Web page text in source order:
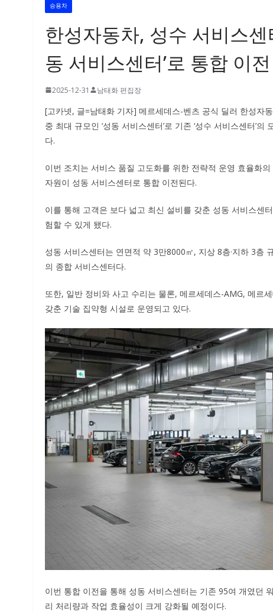
승용차
한성자동차, 성수 서비스센
동 서비스센터’로 통합 이전
2025-12-31 남태화 편집장
[고카넷, 글=남태화 기자] 메르세데스-벤츠 공식 딜러 한성자
중 최대 규모인 ‘성동 서비스센터’로 기존 ‘성수 서비스센터’
다.
이번 조치는 서비스 품질 고도화를 위한 전략적 운영 효율화
자원이 성동 서비스센터로 통합 이전된다.
이를 통해 고객은 보다 넓고 최신 설비를 갖춘 성동 서비스센
험할 수 있게 됐다.
성동 서비스센터는 연면적 약 3만8000㎡, 지상 8층·지하 3층
의 종합 서비스센터다.
또한, 일반 정비와 사고 수리는 물론, 메르세데스-AMG, 메르
갖춘 기술 집약형 시설로 운영되고 있다.
이번 통합 이전을 통해 성동 서비스센터는 기존 95여 개였던
리 처리량과 작업 효율성이 크게 강화될 예정이다.